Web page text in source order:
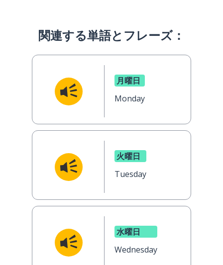
関連する単語とフレーズ：
月曜日
Monday
火曜日
Tuesday
水曜日
Wednesday